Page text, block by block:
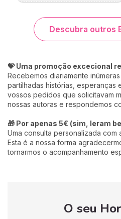
Descubra outros
💝 Uma promoção excecional
Recebemos diariamente
partilhadas histórias, esperanças
vossos pedidos que solicitavam
nossas autoras e respondemos
🎁 Por apenas 5€ (sim, leram
Uma consulta personalizada com
Esta é a nossa forma
tornarmos o acompanhamento
O seu